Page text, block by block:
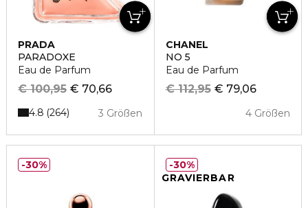
PRADA
PARADOXE
Eau de Parfum
€ 70,66
€ 100,95
3 Größen
4.8 264
CHANEL
NO 5
Eau de Parfum
€ 79,06
€ 112,95
4 Größen
30%
GRAVIERBAR
30%